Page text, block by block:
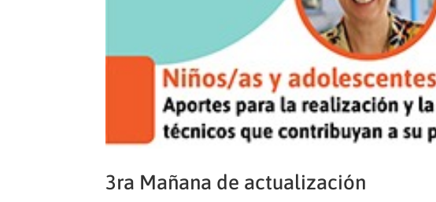
3ra Mañana de actualización